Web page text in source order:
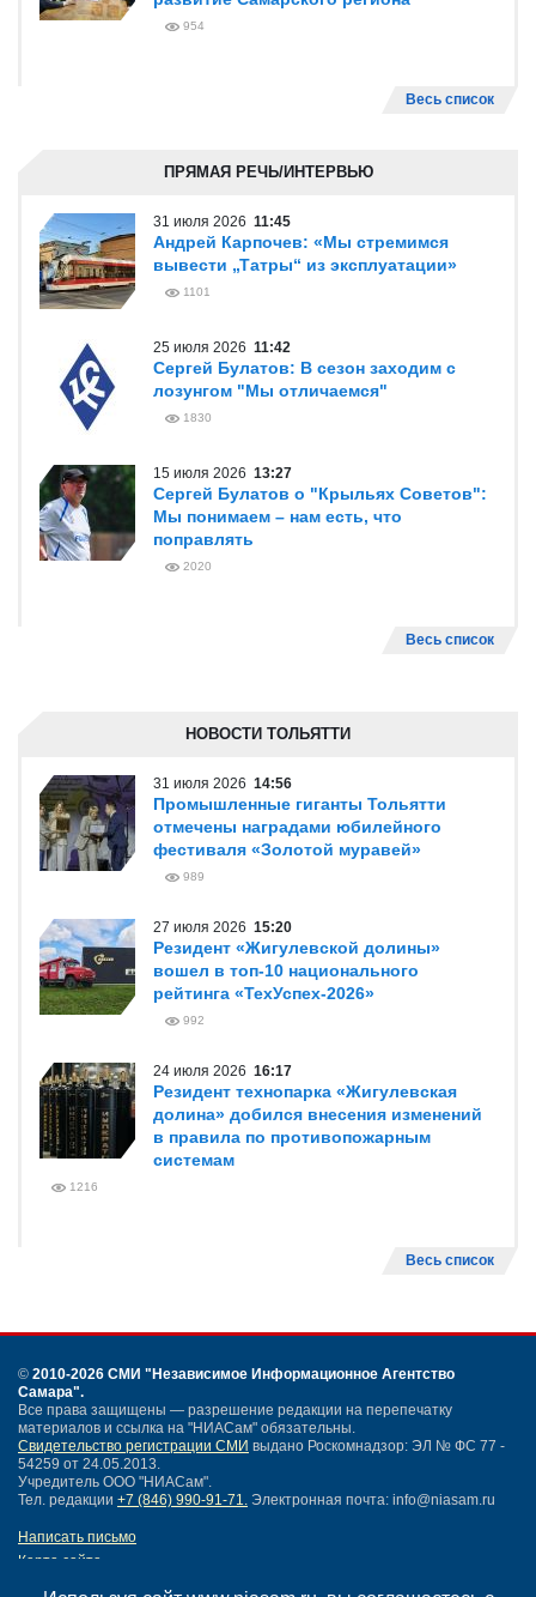
954
Весь список
ПРЯМАЯ РЕЧЬ/ИНТЕРВЬЮ
31 июля 2026 11:45
Андрей Карпочев: «Мы стремимся
вывести „Татры“ из эксплуатации»
1101
25 июля 2026 11:42
Сергей Булатов: В сезон заходим с
лозунгом "Мы отличаемся"
1830
15 июля 2026 13:27
Сергей Булатов о "Крыльях Советов":
Мы понимаем – нам есть, что
поправлять
2020
Весь список
НОВОСТИ ТОЛЬЯТТИ
31 июля 2026 14:56
Промышленные гиганты Тольятти
отмечены наградами юбилейного
фестиваля «Золотой муравей»
989
27 июля 2026 15:20
Резидент «Жигулевской долины»
вошел в топ-10 национального
рейтинга «ТехУспех-2026»
992
24 июля 2026 16:17
Резидент технопарка «Жигулевская
долина» добился внесения изменений
в правила по противопожарным
системам
1216
Весь список
© 2010-2026 СМИ "Независимое Информационное Агентство
Самара".
Все права защищены — разрешение редакции на перепечатку
материалов и ссылка на "НИАСам" обязательны.
Свидетельство регистрации СМИ выдано Роскомнадзор: ЭЛ № ФС 77 -
54259 от 24.05.2013.
Учредитель ООО "НИАСам".
Тел. редакции +7 (846) 990-91-71. Электронная почта: info@niasam.ru
Написать письмо
Карта сайта